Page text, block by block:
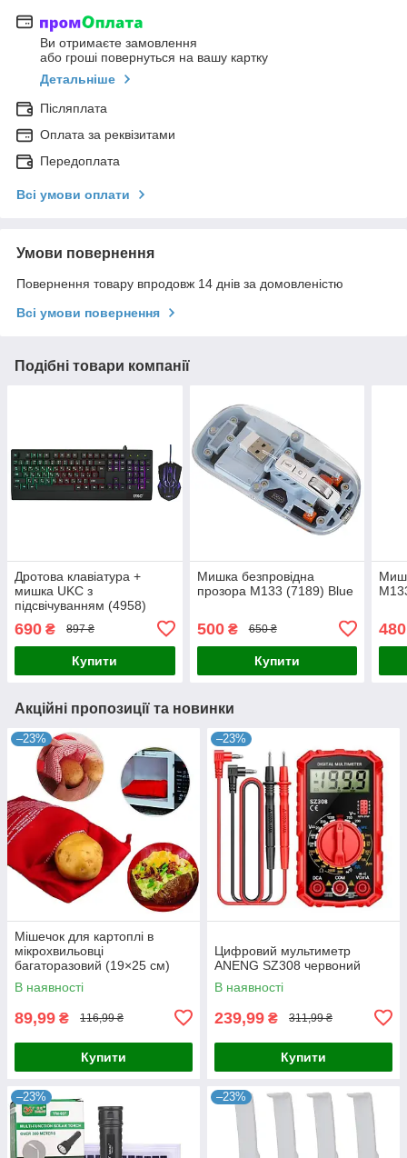
Ви отримаєте замовлення
або гроші повернуться на вашу картку
Детальніше
Післяплата
Оплата за реквізитами
Передоплата
Всі умови оплати
Умови повернення
Повернення товару впродовж 14 днів за домовленістю
Всі умови повернення
Подібні товари компанії
Дротова клавіатура +
мишка UKC з
підсвічуванням (4958)
690 ₴ 897 ₴
Купити
Мишка безпровідна
прозора M133 (7189) Blue
500₴ 650 ₴
Купити
480
Акційні пропозиції та новинки
–23%
Мішечок для картоплі в
мікрохвильовці
багаторазовий (19×25 см)
MPG-01
В наявності
89,99 ₴ 116,99 ₴
Купити
–23%
Цифровий мультиметр
ANENG SZ308 червоний
В наявності
239,99 ₴ 311,99 ₴
Купити
–23% –23%